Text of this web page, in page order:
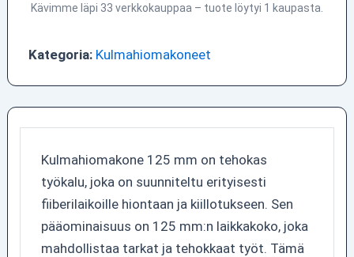
Kävimme läpi 33 verkkokauppaa – tuote löytyi 1 kaupasta.
Kategoria: Kulmahiomakoneet
Kulmahiomakone 125 mm on tehokas
työkalu, joka on suunniteltu erityisesti
fiiberilaikoille hiontaan ja kiillotukseen. Sen
pääominaisuus on 125 mm:n laikkakoko, joka
mahdollistaa tarkat ja tehokkaat työt. Tämä